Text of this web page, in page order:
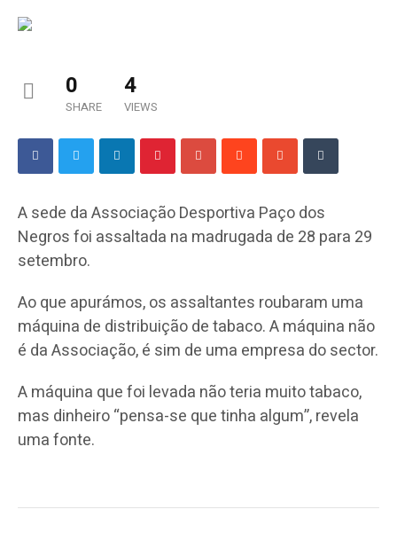
0
SHARE
4
VIEWS
A sede da Associação Desportiva Paço dos
Negros foi assaltada na madrugada de 28 para 29
setembro.
Ao que apurámos, os assaltantes roubaram uma
máquina de distribuição de tabaco. A máquina não
é da Associação, é sim de uma empresa do sector.
A máquina que foi levada não teria muito tabaco,
mas dinheiro “pensa-se que tinha algum”, revela
uma fonte.